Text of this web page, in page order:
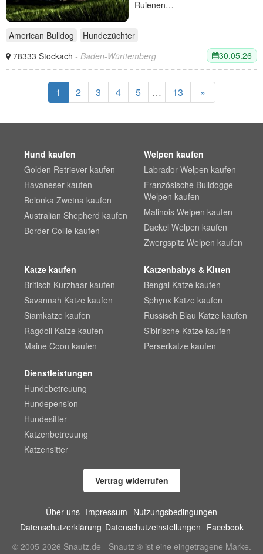
Ruienen…
American Bulldog
Hundezüchter
78333 Stockach - Baden-Württemberg 30.05.26
1 2 3 4 5 … 13 »
Hund kaufen
Golden Retriever kaufen
Havaneser kaufen
Bolonka Zwetna kaufen
Australian Shepherd kaufen
Border Collie kaufen
Welpen kaufen
Labrador Welpen kaufen
Französische Bulldogge
Welpen kaufen
Malinois Welpen kaufen
Dackel Welpen kaufen
Zwergspitz Welpen kaufen
Katze kaufen
Britisch Kurzhaar kaufen
Savannah Katze kaufen
Siamkatze kaufen
Ragdoll Katze kaufen
Maine Coon kaufen
Katzenbabys & Kitten
Bengal Katze kaufen
Sphynx Katze kaufen
Russisch Blau Katze kaufen
Sibirische Katze kaufen
Perserkatze kaufen
Dienstleistungen
Hundebetreuung
Hundepension
Hundesitter
Katzenbetreuung
Katzensitter
Vertrag widerrufen
Über uns Impressum Nutzungsbedingungen
Datenschutzerklärung Datenschutzeinstellungen Facebook
© 2005-2026 Snautz.de - Snautz ® ist eine eingetragene Marke.